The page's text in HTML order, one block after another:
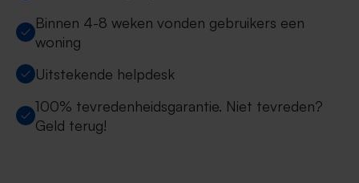
Binnen 4-8 weken vonden gebruikers een
woning
Uitstekende helpdesk
100% tevredenheidsgarantie. Niet tevreden?
Geld terug!